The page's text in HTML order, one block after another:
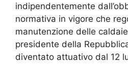
indipendentemente
normativa in vigore che
manutenzione delle
presidente della
diventato attuativo dal 12